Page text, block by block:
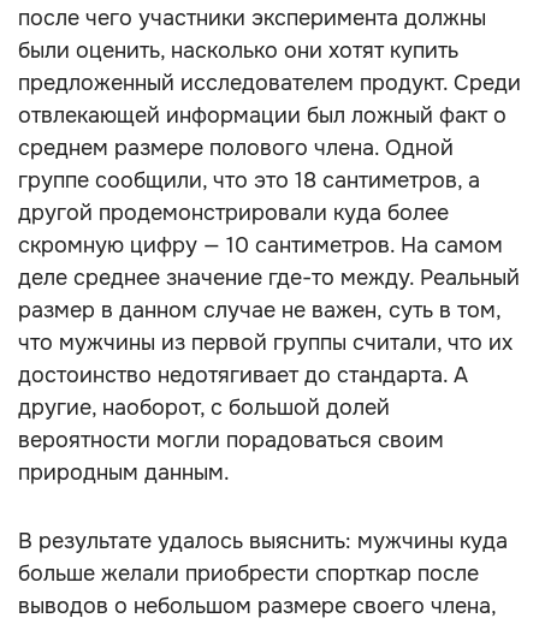
после чего участники эксперимента должны
были оценить, насколько они хотят купить
предложенный исследователем продукт. Среди
отвлекающей информации был ложный факт о
среднем размере полового члена. Одной
группе сообщили, что это 18 сантиметров, а
другой продемонстрировали куда более
скромную цифру — 10 сантиметров. На самом
деле среднее значение где-то между. Реальный
размер в данном случае не важен, суть в том,
что мужчины из первой группы считали, что их
достоинство недотягивает до стандарта. А
другие, наоборот, с большой долей
вероятности могли порадоваться своим
природным данным.
В результате удалось выяснить: мужчины куда
больше желали приобрести спорткар после
выводов о небольшом размере своего члена,